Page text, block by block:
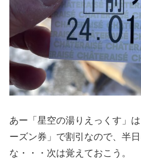
あー「星空の湯りえっくす」
ーズン券」で割引なので、半
な・・・次は覚えておこう。